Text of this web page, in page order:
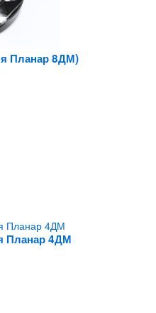
Планар 8ДМ)
Планар 4ДМ